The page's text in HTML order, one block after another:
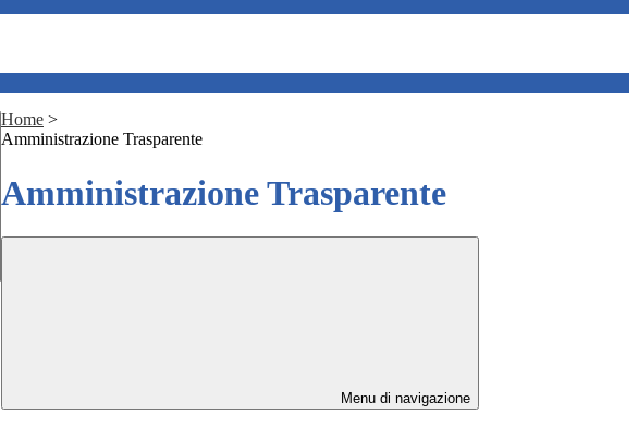
Home >
Amministrazione Trasparente
Amministrazione Trasparente
Menu di navigazione